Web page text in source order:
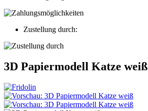
Zustellung durch:
3D Papiermodell Katze weiß